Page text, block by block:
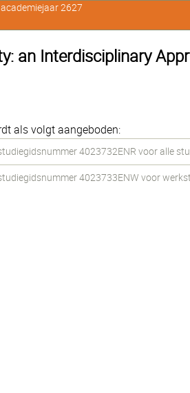
an Interdisciplinary
als volgt aangeboden:
4023732ENR voor alle
4023733ENW voor
2627